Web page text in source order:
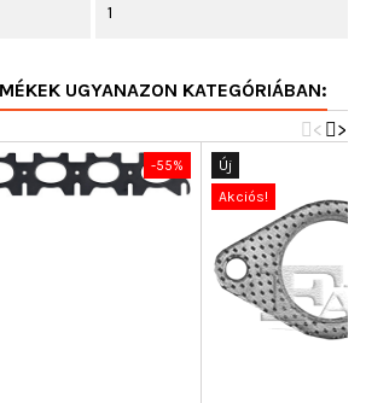
1
UGYANAZON KATEGÓRIÁBAN:
>
<
-55%
Új
Akciós!